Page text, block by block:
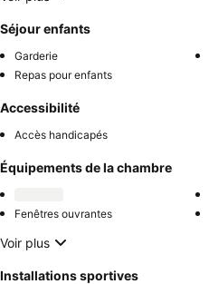
Séjour enfants
Garderie
Repas pour enfants
Accessibilité
Accès handicapés
Équipements de la chambre
Fenêtres ouvrantes
Voir plus
Installations sportives